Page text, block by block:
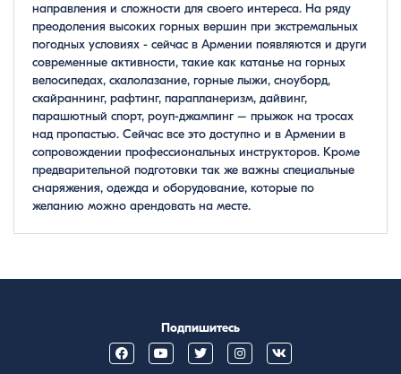
направления и сложности для своего интереса. На ряду
преодоления высоких горных вершин при экстремальных
погодных условиях - сейчас в Армении появляются и други
современные активности, такие как катанье на горных
велосипедах, скалолазание, горные лыжи, сноуборд,
скайраннинг, рафтинг, парапланеризм, дайвинг,
парашютный спорт, роуп-джампинг – прыжок на тросах
над пропастью. Сейчас все это доступно и в Армении в
сопровождении профессиональных инструкторов. Кроме
предварительной подготовки так же важны специальные
снаряжения, одежда и оборудование, которые по
желанию можно арендовать на месте.
Подпишитесь